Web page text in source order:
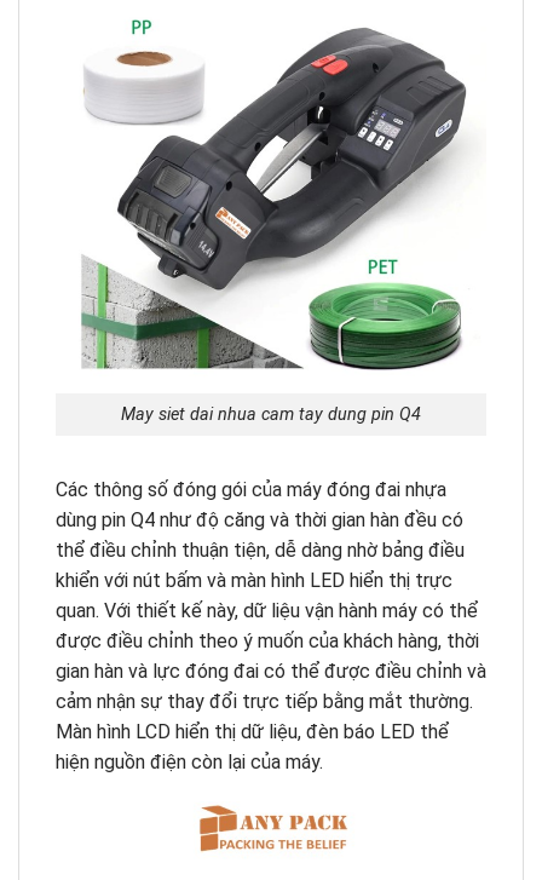
May siet dai nhua cam tay dung pin Q4
Các thông số đóng gói của máy đóng đai nhựa
dùng pin Q4 như độ căng và thời gian hàn đều có
thể điều chỉnh thuận tiện, dễ dàng nhờ bảng điều
khiển với nút bấm và màn hình LED hiển thị trực
quan. Với thiết kế này, dữ liệu vận hành máy có thể
được điều chỉnh theo ý muốn của khách hàng, thời
gian hàn và lực đóng đai có thể được điều chỉnh và
cảm nhận sự thay đổi trực tiếp bằng mắt thường.
Màn hình LCD hiển thị dữ liệu, đèn báo LED thể
hiện nguồn điện còn lại của máy.